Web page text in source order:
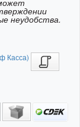
неудобства.